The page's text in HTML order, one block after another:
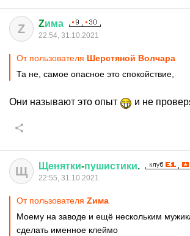
Z Zима
22:54, 31.10.2021
От пользователя Шерстяной Волчара
Та не, самое опасное это спокойствие,
Они называют это опыт и не
Щ Щенятки-пушистики.
22:55, 31.10.2021
От пользователя Zима
Моему на заводе и ещё нескольким
сделать именное клеймо